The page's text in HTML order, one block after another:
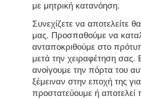
με μητρική κατανόηση.
Συνεχίζετε να αποτελείτε
μας. Προσπαθούμε να
ανταποκριθούμε στο
μετά την χειραφέτηση σας.
ανοίγουμε την πόρτα του
ξέμειναν στην εποχή της
προστατεύουμε ή